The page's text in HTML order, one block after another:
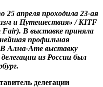
25 апреля проходила 23-ая
и Путешествия» / KITF
Fair). В выставке приняла
профильная
Алма-Ате выставку
из России был
делегации